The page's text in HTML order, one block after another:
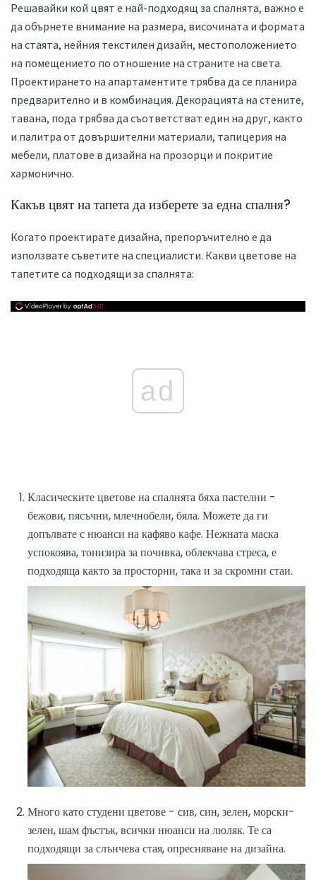
Решавайки кой цвят е най-подходящ за спалнята, важно е
да обърнете внимание на размера, височината и формата
на стаята, нейния текстилен дизайн, местоположението
на помещението по отношение на страните на света.
Проектирането на апартаментите трябва да се планира
предварително и в комбинация. Декорацията на стените,
тавана, пода трябва да съответстват един на друг, както
и палитра от довършителни материали, тапицерия на
мебели, платове в дизайна на прозорци и покритие
хармонично.
Какъв цвят на тапета да изберете за една спалня?
Когато проектирате дизайна, препоръчително е да
използвате съветите на специалисти. Какви цветове на
тапетите са подходящи за спалнята:
ad
Класическите цветове на спалнята бяха пастелни -
бежови, пясъчни, млечнобели, бяла. Можете да ги
допълвате с нюанси на кафяво кафе. Нежната маска
успокоява, тонизира за почивка, облекчава стреса, е
подходяща както за просторни, така и за скромни стаи.
Много като студени цветове - сив, син, зелен, морски-
зелен, шам фъстък, всички нюанси на люляк. Те са
подходящи за слънчева стая, опресняване на дизайна.